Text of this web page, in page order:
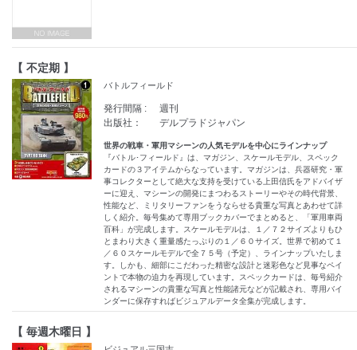
【 不定期 】
バトルフィールド
発行間隔 :
週刊
出版社：
デルプラドジャパン
世界の戦車・軍用マシーンの人気モデルを中心にラインナップ
『バトル･フィールド』は、マガジン、スケールモデル、スペック
カードの３アイテムからなっています。マガジンは、兵器研究・軍
事コレクターとして絶大な支持を受けている上田信氏をアドバイザ
ーに迎え、マシーンの開発にまつわるストーリーやその時代背景、
性能など、ミリタリーファンをうならせる貴重な写真とあわせて詳
しく紹介。毎号集めて専用ブックカバーでまとめると、「軍用車両
百科」が完成します。スケールモデルは、１／７２サイズよりもひ
とまわり大きく重量感たっぷりの１／６０サイズ。世界で初めて１
／６０スケールモデルで全７５号（予定）、ラインナップいたしま
す。しかも、細部にこだわった精密な設計と迷彩色など見事なペイ
ントで本物の迫力を再現しています。スペックカードは、毎号紹介
されるマシーンの貴重な写真と性能諸元などが記載され、専用バイ
ンダーに保存すればビジュアルデータ全集が完成します。
【 毎週木曜日 】